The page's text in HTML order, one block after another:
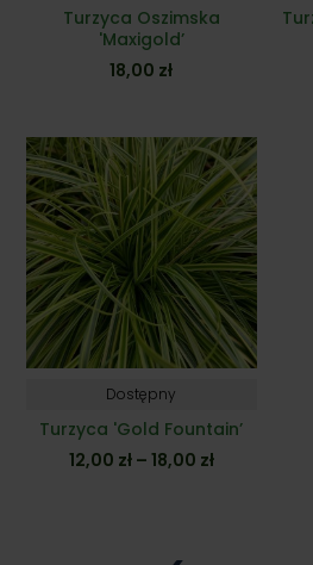
Turzyca Oszimska
'Maxigold’
18,00 zł
Dostępny
Turzyca 'Gold Fountain’
12,00 zł – 18,00 złZakres